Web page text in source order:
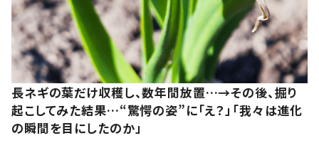
長ネギの葉だけ収穫し、数年間放置…→その後、掘り
起こしてみた結果…“驚愕の姿”に「え？」「我々は進化
の瞬間を目にしたのか」